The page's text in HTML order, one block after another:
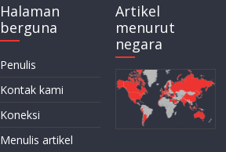
Halaman
berguna
Penulis
Kontak kami
Koneksi
Menulis artikel
Artikel
menurut
negara